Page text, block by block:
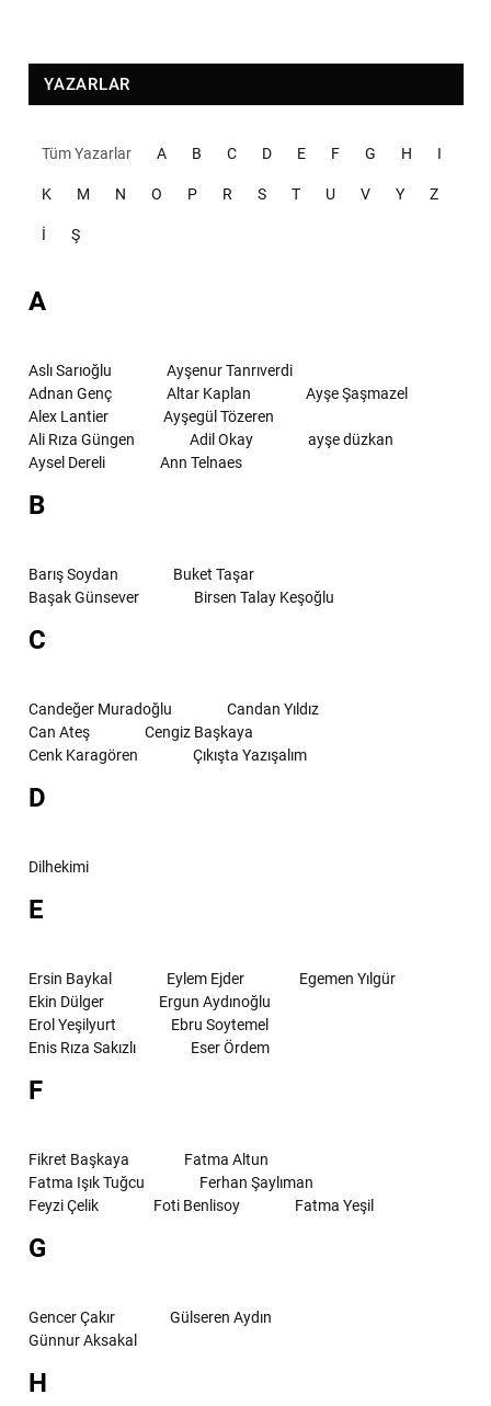
YAZARLAR
Tüm Yazarlar A B C D E F G H I
K M N O P R S T U V Y Z
İ Ş
A
Aslı Sarıoğlu
Ayşenur Tanrıverdi
Adnan Genç
Altar Kaplan
Ayşe Şaşmazel
Alex Lantier
Ayşegül Tözeren
Ali Rıza Güngen
Adil Okay
ayşe düzkan
Aysel Dereli
Ann Telnaes
B
Barış Soydan
Buket Taşar
Başak Günsever
Birsen Talay Keşoğlu
C
Candeğer Muradoğlu
Candan Yıldız
Can Ateş
Cengiz Başkaya
Cenk Karagören
Çıkışta Yazışalım
D
Dilhekimi
E
Ersin Baykal Eylem Ejder
Egemen Yılgür
Ekin Dülger
Ergun Aydınoğlu
Erol Yeşilyurt
Ebru Soytemel
Enis Rıza Sakızlı
Eser Ördem
F
Fikret Başkaya
Fatma Altun
Fatma Işık Tuğcu
Ferhan Şaylıman
Feyzi Çelik
Foti Benlisoy Fatma Yeşil
G
Gencer Çakır
Gülseren Aydın
Günnur Aksakal
H